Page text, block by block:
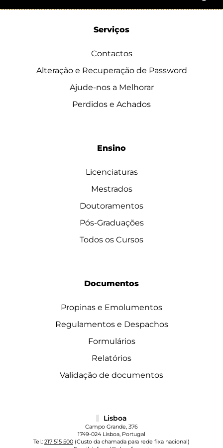
Serviços
Contactos
Alteração e Recuperação de Password
Ajude-nos a Melhorar
Perdidos e Achados
Ensino
Licenciaturas
Mestrados
Doutoramentos
Pós-Graduações
Todos os Cursos
Documentos
Propinas e Emolumentos
Regulamentos e Despachos
Formulários
Relatórios
Validação de documentos
Lisboa
Campo Grande, 376
1749-024 Lisboa, Portugal
Tel.: 217 515 500 (Custo da chamada para rede fixa nacional)